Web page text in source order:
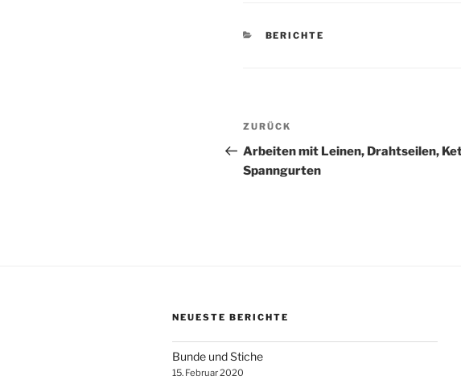
KATEGORIEN
BERICHTE
Beitragsnavigation
Vorheriger
Beitrag
ZURÜCK
Arbeiten mit Leinen, Drahtseilen,
Spanngurten
NEUESTE BERICHTE
Bunde und Stiche
15. Februar 2020